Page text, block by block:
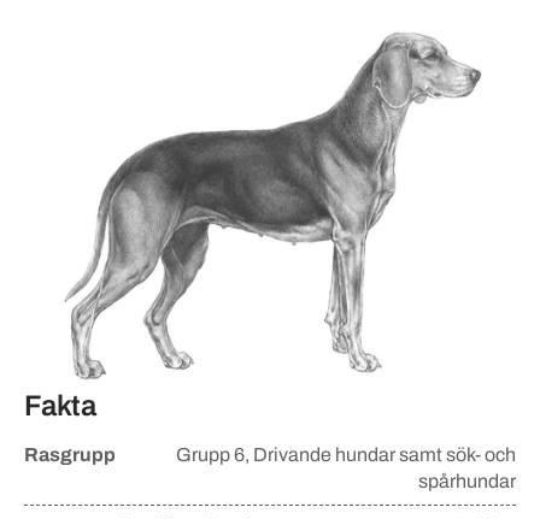
Fakta
Rasgrupp Grupp6, Drivande hundar samt sök- och
spårhundar